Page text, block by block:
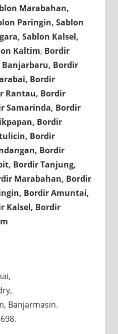
Marabahan,
Paringin, Sablon
Sablon Kalsel,
Kaltim, Bordir
Bordir
Bordir
Rantau, Bordir
Samarinda, Bordir
Bordir
Bordir
Bordir
Bordir Tanjung,
Marabahan, Bordir
Bordir Amuntai,
Kalsel, Bordir
Banjarmasin.